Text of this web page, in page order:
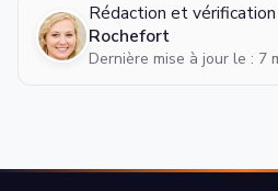
Rédaction et
Rochefort
Dernière mise à jour le : 7